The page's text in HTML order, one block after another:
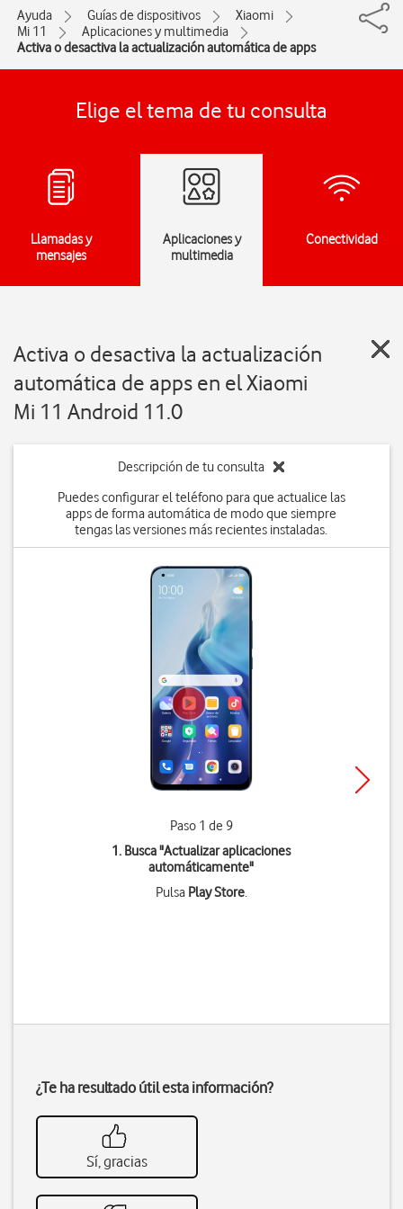
Ayuda Guías de dispositivos
Xiaomi
Mi 11
Aplicaciones y multimedia
Activa o desactiva la actualización automática de apps
Elige el tema de tu consulta
Llamadas y
mensajes
Aplicaciones y
multimedia
Conectividad
Activa o desactiva la actualización
automática de apps en el Xiaomi
Mi 11 Android 11.0
Descripción de tu consulta
Puedes configurar el teléfono para que actualice las
apps de forma automática de modo que siempre
tengas las versiones más recientes instaladas.
Paso 1 de 9
1. Busca "Actualizar aplicaciones
automáticamente"
Pulsa Play Store.
¿Te ha resultado útil esta información?
Sí, gracias